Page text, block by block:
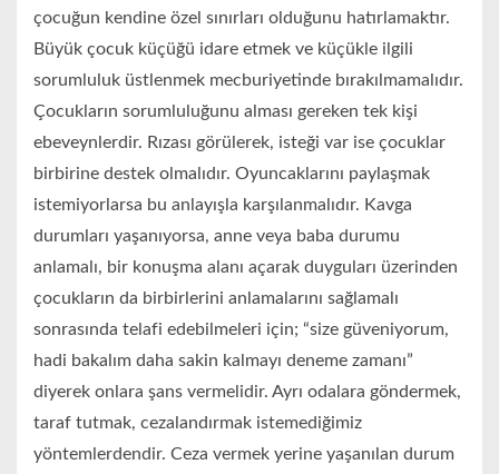
çocuğun kendine özel sınırları olduğunu hatırlamaktır.
Büyük çocuk küçüğü idare etmek ve küçükle ilgili
sorumluluk üstlenmek mecburiyetinde bırakılmamalıdır.
Çocukların sorumluluğunu alması gereken tek kişi
ebeveynlerdir. Rızası görülerek, isteği var ise çocuklar
birbirine destek olmalıdır. Oyuncaklarını paylaşmak
istemiyorlarsa bu anlayışla karşılanmalıdır. Kavga
durumları yaşanıyorsa, anne veya baba durumu
anlamalı, bir konuşma alanı açarak duyguları üzerinden
çocukların da birbirlerini anlamalarını sağlamalı
sonrasında telafi edebilmeleri için; “size güveniyorum,
hadi bakalım daha sakin kalmayı deneme zamanı”
diyerek onlara şans vermelidir. Ayrı odalara göndermek,
taraf tutmak, cezalandırmak istemediğimiz
yöntemlerdendir. Ceza vermek yerine yaşanılan durum